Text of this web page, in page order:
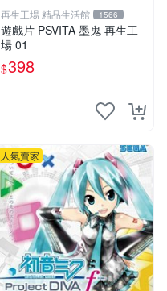
再生工場 精品生活館 1566
遊戲片 PSVITA 墨鬼 再生工
場 01
$398
人氣賣家